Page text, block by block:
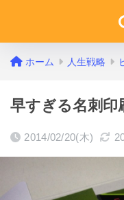
ホーム 人生戦略
早すぎる名刺
2014/02/20(木)